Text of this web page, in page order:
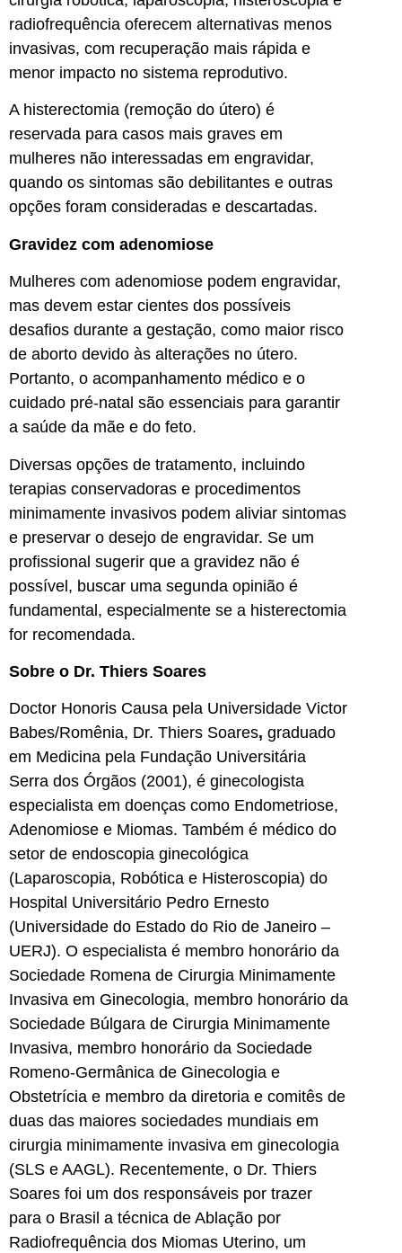
radiofrequência oferecem alternativas menos
invasivas, com recuperação mais rápida e
menor impacto no sistema reprodutivo.
A histerectomia (remoção do útero) é
reservada para casos mais graves em
mulheres não interessadas em engravidar,
quando os sintomas são debilitantes e outras
opções foram consideradas e descartadas.
Gravidez com adenomiose
Mulheres com adenomiose podem engravidar,
mas devem estar cientes dos possíveis
desafios durante a gestação, como maior risco
de aborto devido às alterações no útero.
Portanto, o acompanhamento médico e o
cuidado pré-natal são essenciais para garantir
a saúde da mãe e do feto.
Diversas opções de tratamento, incluindo
terapias conservadoras e procedimentos
minimamente invasivos podem aliviar sintomas
e preservar o desejo de engravidar. Se um
profissional sugerir que a gravidez não é
possível, buscar uma segunda opinião é
fundamental, especialmente se a histerectomia
for recomendada.
Sobre o Dr. Thiers Soares
Doctor Honoris Causa pela Universidade Victor
Babes/Romênia, Dr. Thiers Soares, graduado
em Medicina pela Fundação Universitária
Serra dos Órgãos (2001), é ginecologista
especialista em doenças como Endometriose,
Adenomiose e Miomas. Também é médico do
setor de endoscopia ginecológica
(Laparoscopia, Robótica e Histeroscopia) do
Hospital Universitário Pedro Ernesto
(Universidade do Estado do Rio de Janeiro –
UERJ). O especialista é membro honorário da
Sociedade Romena de Cirurgia Minimamente
Invasiva em Ginecologia, membro honorário da
Sociedade Búlgara de Cirurgia Minimamente
Invasiva, membro honorário da Sociedade
Romeno-Germânica de Ginecologia e
Obstetrícia e membro da diretoria e comitês de
duas das maiores sociedades mundiais em
cirurgia minimamente invasiva em ginecologia
(SLS e AAGL). Recentemente, o Dr. Thiers
Soares foi um dos responsáveis por trazer
para o Brasil a técnica de Ablação por
Radiofrequência dos Miomas Uterino, um